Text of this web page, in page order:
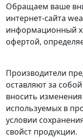
Обращаем ваше
интернет-сайта
информационный
офертой,
Производители
оставляют за
вносить
используемых в
условии
свойст продукции.